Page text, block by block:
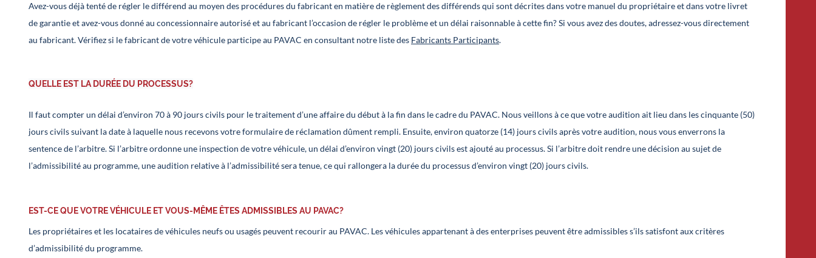
Avez-vous déjà tenté de régler le différend au moyen des procédures du fabricant en matière de règlement des différends qui sont décrites dans votre manuel du propriétaire et dans votre livret
de garantie et avez-vous donné au concessionnaire autorisé et au fabricant l’occasion de régler le problème et un délai raisonnable à cette fin? Si vous avez des doutes, adressez-vous directement
au fabricant. Vérifiez si le fabricant de votre véhicule participe au PAVAC en consultant notre liste des Fabricants Participants.
QUELLE EST LA DURÉE DU PROCESSUS?
Il faut compter un délai d’environ 70 à 90 jours civils pour le traitement d’une affaire du début à la fin dans le cadre du PAVAC. Nous veillons à ce que votre audition ait lieu dans les cinquante (50)
jours civils suivant la date à laquelle nous recevons votre formulaire de réclamation dûment rempli. Ensuite, environ quatorze (14) jours civils après votre audition, nous vous enverrons la
sentence de l’arbitre. Si l’arbitre ordonne une inspection de votre véhicule, un délai d’environ vingt (20) jours civils est ajouté au processus. Si l’arbitre doit rendre une décision au sujet de
l’admissibilité au programme, une audition relative à l’admissibilité sera tenue, ce qui rallongera la durée du processus d’environ vingt (20) jours civils.
EST-CE QUE VOTRE VÉHICULE ET VOUS-MÊME ÊTES ADMISSIBLES AU PAVAC?
Les propriétaires et les locataires de véhicules neufs ou usagés peuvent recourir au PAVAC. Les véhicules appartenant à des enterprises peuvent être admissibles s’ils satisfont aux critères
d’admissibilité du programme.